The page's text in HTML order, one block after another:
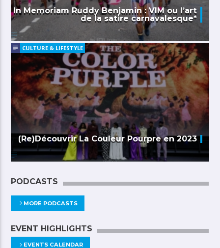
In Memoriam Ruddy Benjamin : VIM ou l’art
de la satire carnavalesque*
CULTURE & LIFESTYLE
(Re)Découvrir La Couleur Pourpre en 2023
PODCASTS
MORE PODCASTS
EVENT HIGHLIGHTS
EVENTS CALENDAR